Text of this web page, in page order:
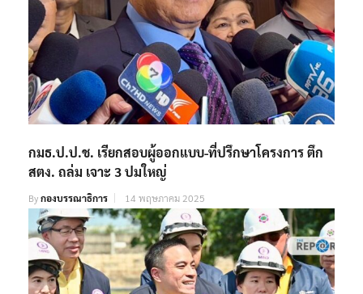
กมธ.ป.ป.ช. เรียกสอบผู้ออกแบบ-ที่ปรึกษาโครงการ ตึก
สตง. ถล่ม เจาะ 3 ปมใหญ่
Byกองบรรณาธิการ 14 พฤษภาคม 2025